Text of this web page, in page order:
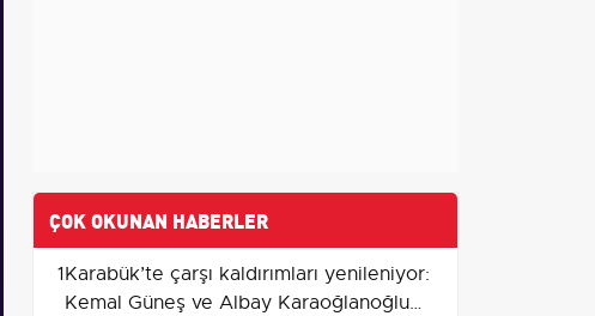
ÇOK OKUNAN HABERLER
1Karabük’te çarşı kaldırımları yenileniyor:
Kemal Güneş ve Albay Karaoğlanoğlu